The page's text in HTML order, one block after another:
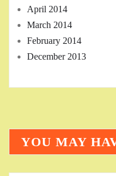
April 2014
March 2014
February 2014
December 2013
YOU MAY